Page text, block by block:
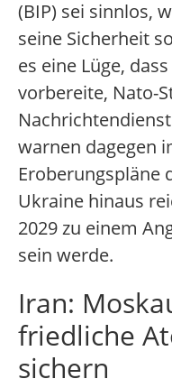
(BIP) sei sinnlos,
seine Sicherheit
es eine Lüge,
vorbereite, Nato-
warnen dagegen
Eroberungspläne
Ukraine hinaus
2029 zu einem
sein werde.
Iran:
friedliche
sichern